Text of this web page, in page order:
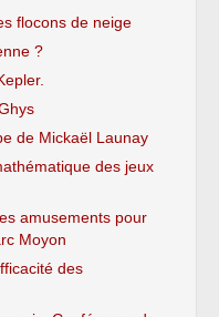
flocons de neige
?
de Mickaël Launay
des jeux
amusements pour
Moyon
des